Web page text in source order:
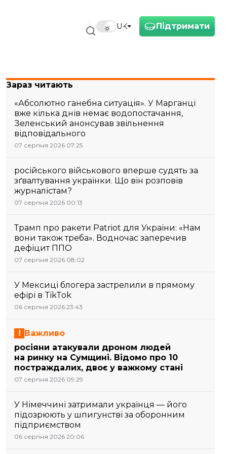
Підтримати
UK
Зараз читають
«Абсолютно ганебна ситуація». У Марганці
вже кілька днів немає водопостачання,
Зеленський анонсував звільнення
відповідального
07 серпня 2026 07:25
російського військового вперше судять за
зґвалтування українки. Що він розповів
журналістам?
07 серпня 2026 00:13
Трамп про ракети Patriot для України: «Нам
вони також треба». Водночас заперечив
дефіцит ППО
07 серпня 2026 08:02
У Мексиці блогера застрелили в прямому
ефірі в TikTok
06 серпня 2026 23:43
Важливо
росіяни атакували дроном людей
на ринку на Сумщині. Відомо про 10
постраждалих, двоє у важкому стані
07 серпня 2026 09:29
У Німеччині затримали українця — його
підозрюють у шпигунстві за оборонним
підприємством
06 серпня 2026 20:06